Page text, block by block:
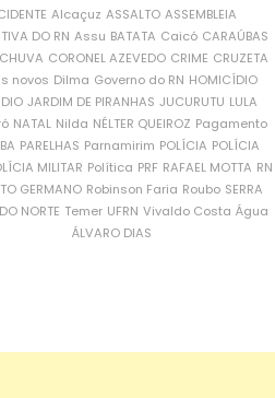
Alcaçuz ASSALTO ASSEMBLEIA
DO RN Assu BATATA Caicó CARAÚBAS
CORONEL AZEVEDO CRIME CRUZETA
novos Dilma Governo do RN HOMICÍDIO
JARDIM DE PIRANHAS JUCURUTU LULA
NATAL Nilda NÉLTER QUEIROZ Pagamento
PARELHAS Parnamirim POLÍCIA POLÍCIA
MILITAR Política PRF RAFAEL MOTTA RN
GERMANO Robinson Faria Roubo SERRA
NORTE Temer UFRN Vivaldo Costa Água
ÁLVARO DIAS